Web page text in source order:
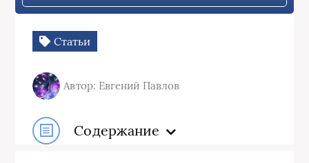
Статьи
Автор: Евгений Павлов
Содержание